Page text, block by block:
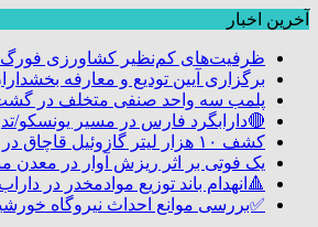
آخرین اخبار
ظرفیت‌های کم‌نظیر کشاورزی فورگ
برگزاری آیین تودیع و معارفه
پلمب سه واحد صنفی متخلف در
🔴دارابگرد فارس در مسیر یونسکو/تدوین نقشه راه ۵ ساله برای
کشف ۱۰ هزار لیتر گازوئیل قاچاق در داراب
یک فوتی بر اثر ریزش آوار در معدن
🔺انهدام باند توزیع موادمخدر در
✅بررسی موانع احداث نیروگاه خورشیدی ۱۸۵ مگاواتی تابان هور در داراب با حضور فرماندار